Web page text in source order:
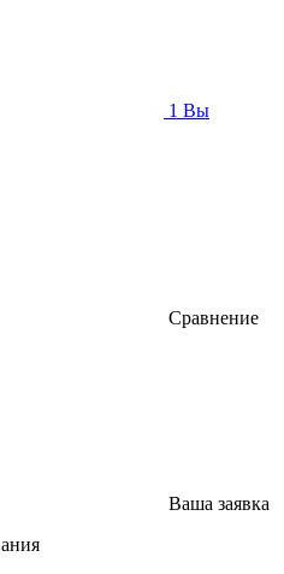
1 Вы
Сравнение
Ваша заявка